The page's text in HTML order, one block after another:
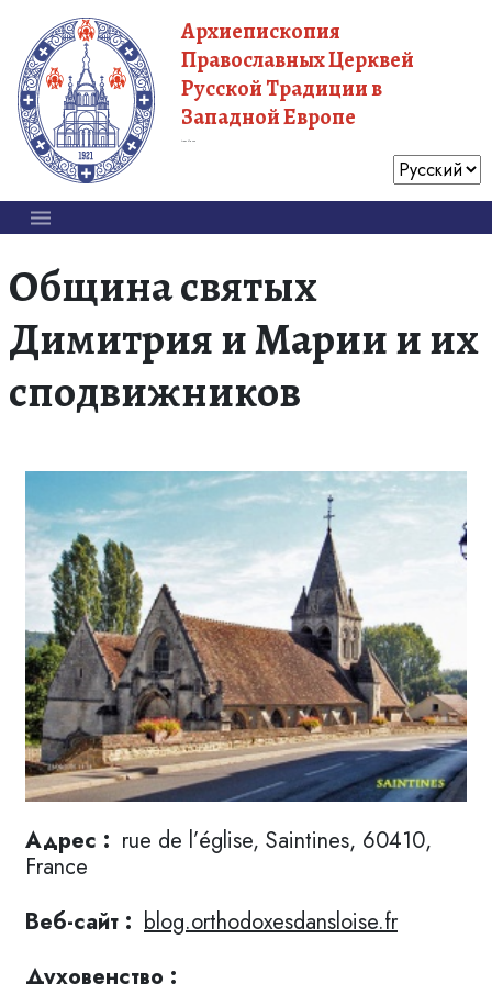
Архиепископия
Православных Церквей
Русской Традиции в
Западной Европе
Община святых
Димитрия и Марии и их
сподвижников
Адрес : rue de l’église, Saintines, 60410,
France
Веб-сайт : blog.orthodoxesdansloise.fr
Духовенство :